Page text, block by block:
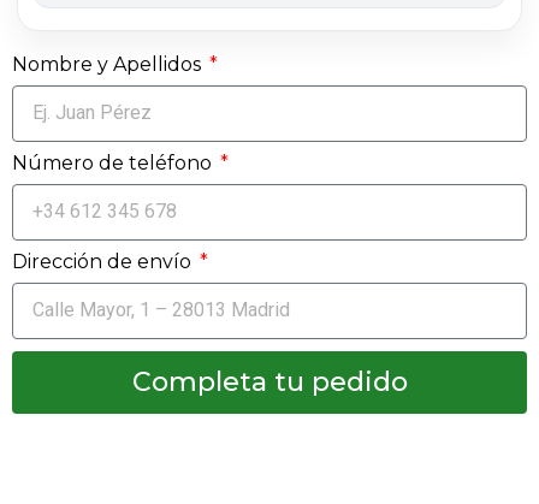
Nombre y Apellidos
Número de teléfono
Dirección de envío
Completa tu pedido